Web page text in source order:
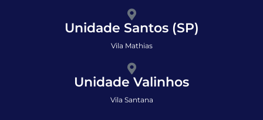
Unidade Santos (SP)
Vila Mathias
Unidade Valinhos
Vila Santana